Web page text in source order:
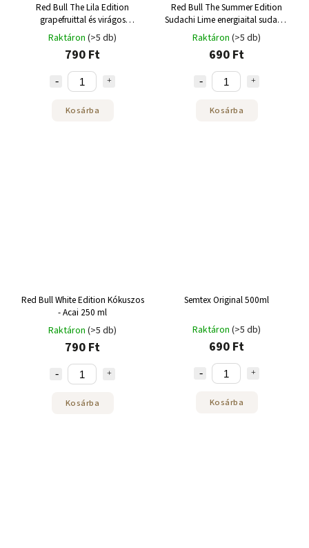
Red Bull The Lila Edition
grapefruittal és virágos
jegyekkel, cukormentes 250ml
Raktáron (>5 db)
790 Ft
Kosárba
Red Bull The Summer Edition
Sudachi Lime energiaital sudachi
és lime ízzel 250ml
Raktáron (>5 db)
690 Ft
Kosárba
Red Bull White Edition Kókuszos
- Acai 250 ml
Raktáron (>5 db)
790 Ft
Kosárba
Semtex Original 500ml
Raktáron (>5 db)
690 Ft
Kosárba